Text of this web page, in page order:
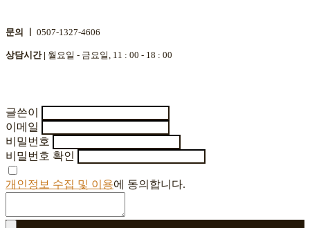
문의 ㅣ 0507-1327-4606
상담시간 | 월요일 - 금요일, 11 : 00 - 18 : 00
글쓴이
이메일
비밀번호
비밀번호 확인
개인정보 수집 및 이용에 동의합니다.